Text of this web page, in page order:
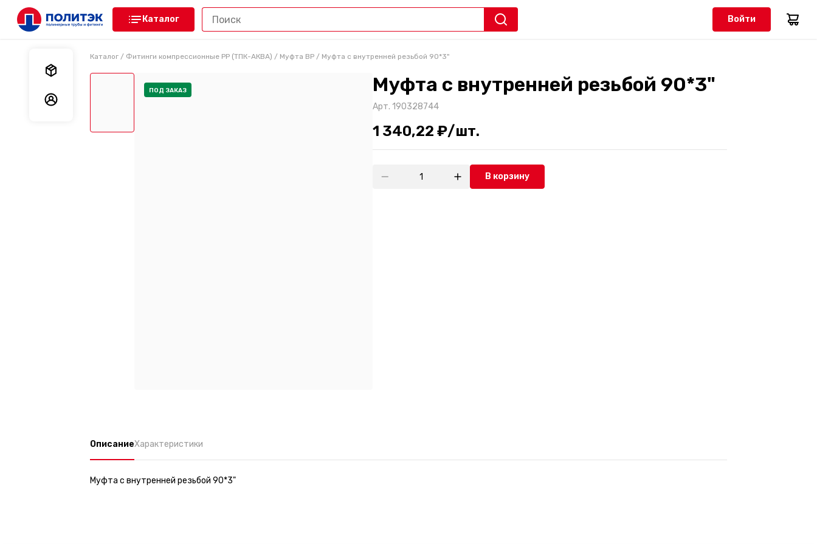
Каталог Войти
Каталог / Фитинги компрессионные PP (ТПК-АКВА) / Муфта ВР / Муфта с внутренней резьбой 90*3"
ПОД ЗАКАЗ Муфта с внутренней резьбой 90*3"
Арт. 190328744
1 340,22 ₽/шт.
В корзину
ОписаниеХарактеристики
Муфта с внутренней резьбой 90*3"